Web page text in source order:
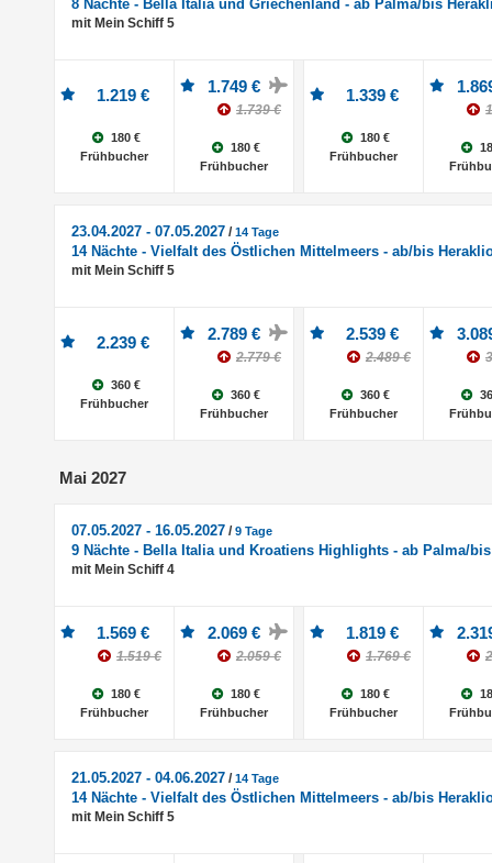
8 Nächte - Bella Italia und Griechenland - ab Palma/bis
mit Mein Schiff 5
1.219 €
180 €
Frühbucher
1.749 €
1.739 €
180 €
Frühbucher
1.339 €
180 €
Frühbucher
23.04.2027 - 07.05.2027 /14 Tage
14 Nächte - Vielfalt des Östlichen Mittelmeers - ab/bis
mit Mein Schiff 5
2.239 €
360 €
Frühbucher
2.789 €
2.779 €
360 €
Frühbucher
2.539 €
2.489 €
360 €
Frühbucher
Mai 2027
07.05.2027 - 16.05.2027 /9 Tage
9 Nächte - Bella Italia und Kroatiens Highlights - ab Palma/
mit Mein Schiff 4
1.569 €
1.519 €
180 €
Frühbucher
2.069 €
2.059 €
180 €
Frühbucher
1.819 €
1.769 €
180 €
Frühbucher
21.05.2027 - 04.06.2027 /14 Tage
14 Nächte - Vielfalt des Östlichen Mittelmeers - ab/bis
mit Mein Schiff 5